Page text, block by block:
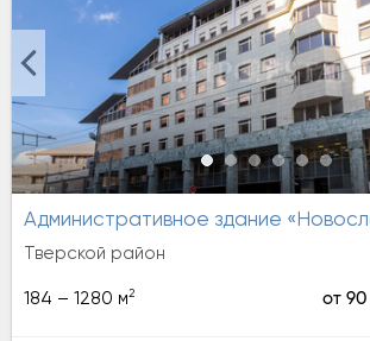
Административное здание
Тверской район
184 – 1280 м2 от